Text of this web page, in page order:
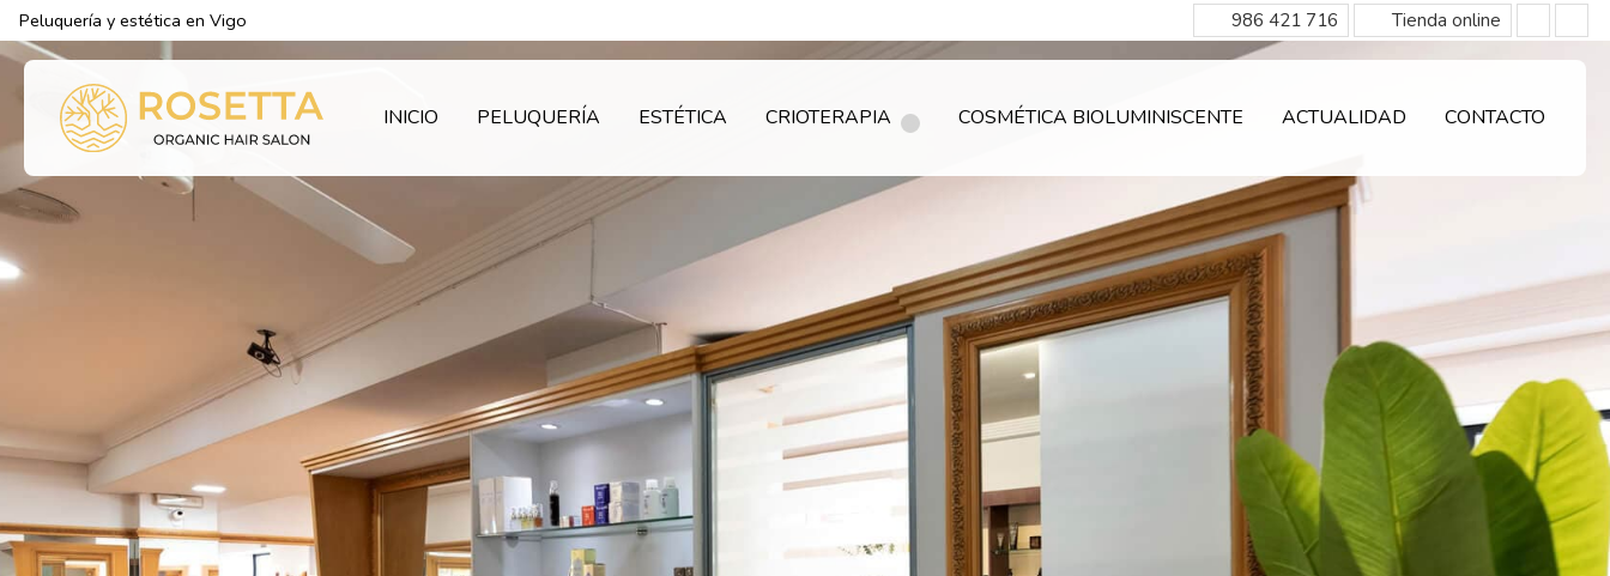
Peluquería y estética en Vigo 986 421 716 Tienda online
INICIO PELUQUERÍA ESTÉTICA CRIOTERAPIA COSMÉTICA BIOLUMINISCENTE ACTUALIDAD CONTACTO